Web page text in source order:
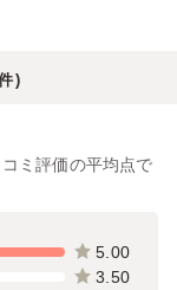
)
ミ評価の平均点で
5.00
3.50